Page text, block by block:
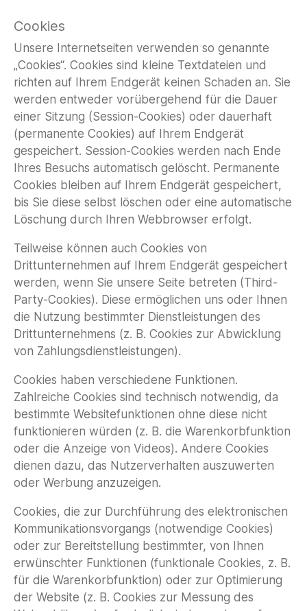
Cookies
Unsere Internetseiten verwenden so genannte
„Cookies“. Cookies sind kleine Textdateien und
richten auf Ihrem Endgerät keinen Schaden an. Sie
werden entweder vorübergehend für die Dauer
einer Sitzung (Session-Cookies) oder dauerhaft
(permanente Cookies) auf Ihrem Endgerät
gespeichert. Session-Cookies werden nach Ende
Ihres Besuchs automatisch gelöscht. Permanente
Cookies bleiben auf Ihrem Endgerät gespeichert,
bis Sie diese selbst löschen oder eine automatische
Löschung durch Ihren Webbrowser erfolgt.
Teilweise können auch Cookies von
Drittunternehmen auf Ihrem Endgerät gespeichert
werden, wenn Sie unsere Seite betreten (Third-
Party-Cookies). Diese ermöglichen uns oder Ihnen
die Nutzung bestimmter Dienstleistungen des
Drittunternehmens (z. B. Cookies zur Abwicklung
von Zahlungsdienstleistungen).
Cookies haben verschiedene Funktionen.
Zahlreiche Cookies sind technisch notwendig, da
bestimmte Websitefunktionen ohne diese nicht
funktionieren würden (z. B. die Warenkorbfunktion
oder die Anzeige von Videos). Andere Cookies
dienen dazu, das Nutzerverhalten auszuwerten
oder Werbung anzuzeigen.
Cookies, die zur Durchführung des elektronischen
Kommunikationsvorgangs (notwendige Cookies)
oder zur Bereitstellung bestimmter, von Ihnen
erwünschter Funktionen (funktionale Cookies, z. B.
für die Warenkorbfunktion) oder zur Optimierung
der Website (z. B. Cookies zur Messung des